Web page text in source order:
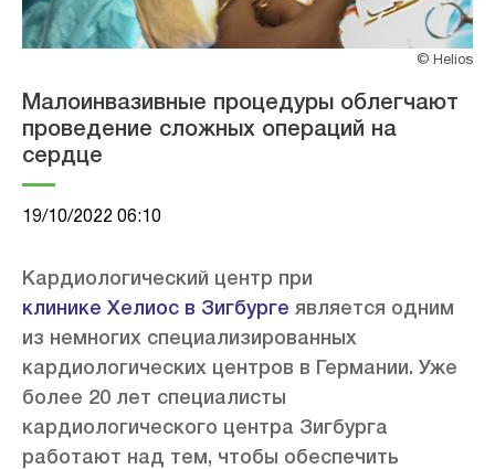
© Helios
Малоинвазивные процедуры облегчают
проведение сложных операций на
сердце
19/10/2022 06:10
Кардиологический центр при
клинике Хелиос в Зигбурге является одним
из немногих специализированных
кардиологических центров в Германии. Уже
более 20 лет специалисты
кардиологического центра Зигбурга
работают над тем, чтобы обеспечить